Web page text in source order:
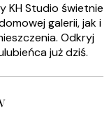
KH Studio świetnie
galerii, jak i
Odkryj
już dziś.